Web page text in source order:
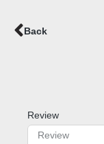
Prev
Back
Review